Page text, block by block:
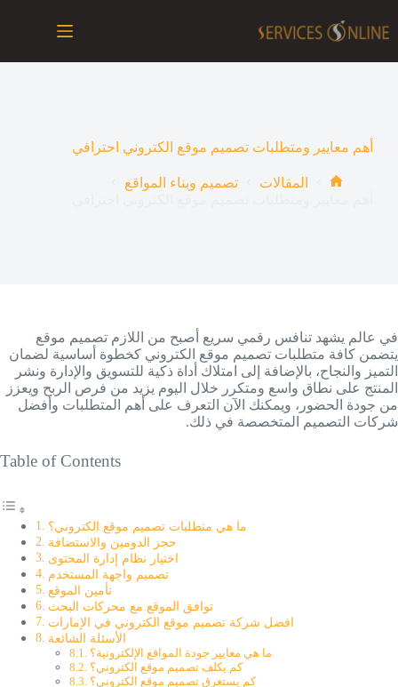
إلى
المحتوى
أهم معايير ومتطلبات تصميم موقع الكتروني احترافي
المقالات
تصميم وبناء المواقع
في عالم يشهد تنافس رقمي سريع أصبح من اللازم تصميم موقع
يتضمن كافة متطلبات تصميم موقع الكتروني كخطوة أساسية لضمان
التميز والنجاح، بالإضافة إلى امتلاك أداة ذكية للتسويق والإدارة ونشر
المنتج على نطاق واسع ومتكرر خلال اليوم يزيد من فرص الربح ويعزز
من جودة الحضور، ويمكنك الآن التعرف على أهم المتطلبات وأفضل
شركات التصميم المتخصصة في ذلك.
Table of Contents
ما هي متطلبات تصميم موقع الكتروني؟
حجز الدومين والاستضافة
اختيار نظام إدارة المحتوى
تصميم واجهة المستخدم
تأمين الموقع
توافق الموقع مع محركات البحث
افضل شركة تصميم موقع الكتروني في الإمارات
الأسئلة الشائعة
ما هي معايير جودة المواقع الإلكترونية؟
كم يكلف تصميم موقع الكتروني؟
كم يستغرق تصميم موقع الكتروني؟